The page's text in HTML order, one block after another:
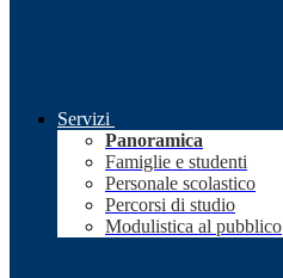
Servizi
Panoramica
Famiglie e studenti
Personale scolastico
Percorsi di studio
Modulistica al pubblico